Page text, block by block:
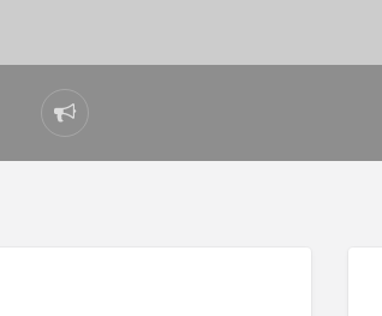
Reportar
problema